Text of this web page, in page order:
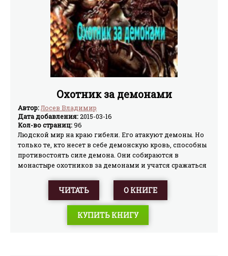
Охотник за демонами
Автор:Лосев Владимир
Дата добавления:2015-03-16
Кол-во страниц:96
Людской мир на краю гибели. Его атакуют демоны. Но
только те, кто несет в себе демонскую кровь, способны
противостоять силе демона. Они собираются в
монастыре охотников за демонами и учатся сражаться
не такой, как все. Сородичи приговорили его к смерти,
но судьба благосклонна к нему, и он оказывается в
ЧИТАТЬ О КНИГЕ
КУПИТЬ КНИГУ